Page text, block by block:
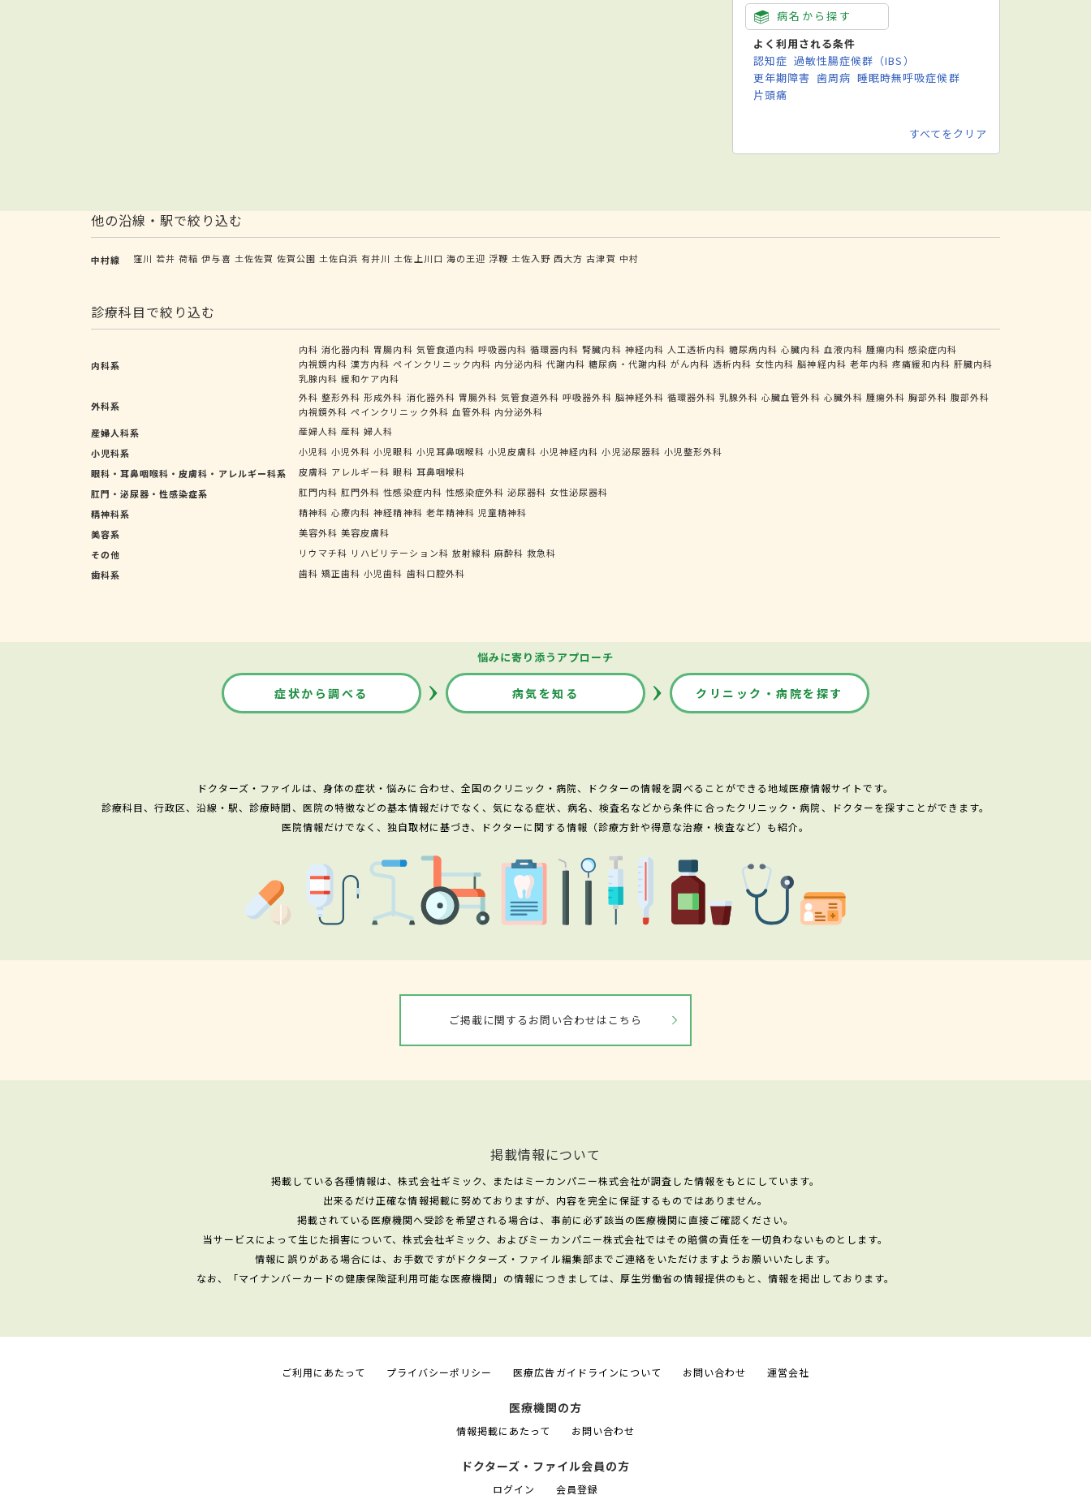
病名から探す
よく利用される条件
認知症 過敏性腸症候群（IBS）
更年期障害 歯周病 睡眠時無呼吸症候群
片頭痛
すべてをクリア
他の沿線・駅で絞り込む
中村線 窪川 若井 荷稲 伊与喜 土佐佐賀 佐賀公園 土佐白浜 有井川 土佐上川口 海の王迎 浮鞭 土佐入野 西大方 古津賀 中村
診療科目で絞り込む
内科系
内科 消化器内科 胃腸内科 気管食道内科 呼吸器内科 循環器内科 腎臓内科 神経内科 人工透析内科 糖尿病内科 心臓内科 血液内科 腫瘍内科 感染症内科
内視鏡内科 漢方内科 ペインクリニック内科 内分泌内科 代謝内科 糖尿病・代謝内科 がん内科 透析内科 女性内科 脳神経内科 老年内科 疼痛緩和内科 肝臓内科
乳腺内科 緩和ケア内科
外科系
外科 整形外科 形成外科 消化器外科 胃腸外科 気管食道外科 呼吸器外科 脳神経外科 循環器外科 乳腺外科 心臓血管外科 心臓外科 腫瘍外科 胸部外科 腹部外科
内視鏡外科 ペインクリニック外科 血管外科 内分泌外科
産婦人科系
産婦人科 産科 婦人科
小児科系
小児科 小児外科 小児眼科 小児耳鼻咽喉科 小児皮膚科 小児神経内科 小児泌尿器科 小児整形外科
眼科・耳鼻咽喉科・皮膚科・アレルギー科系
皮膚科 アレルギー科 眼科 耳鼻咽喉科
肛門・泌尿器・性感染症系
肛門内科 肛門外科 性感染症内科 性感染症外科 泌尿器科 女性泌尿器科
精神科系
精神科 心療内科 神経精神科 老年精神科 児童精神科
美容系
美容外科 美容皮膚科
その他
リウマチ科 リハビリテーション科 放射線科 麻酔科 救急科
歯科系
歯科 矯正歯科 小児歯科 歯科口腔外科
悩みに寄り添うアプローチ
症状から調べる 病気を知る クリニック・病院を探す
ドクターズ・ファイルは、身体の症状・悩みに合わせ、全国のクリニック・病院、ドクターの情報を調べることができる地域医療情報サイトです。
診療科目、行政区、沿線・駅、診療時間、医院の特徴などの基本情報だけでなく、気になる症状、病名、検査名などから条件に合ったクリニック・病院、ドクターを探すことができます。
医院情報だけでなく、独自取材に基づき、ドクターに関する情報（診療方針や得意な治療・検査など）も紹介。
ご掲載に関するお問い合わせはこちら
掲載情報について
掲載している各種情報は、株式会社ギミック、またはミーカンパニー株式会社が調査した情報をもとにしています。
出来るだけ正確な情報掲載に努めておりますが、内容を完全に保証するものではありません。
掲載されている医療機関へ受診を希望される場合は、事前に必ず該当の医療機関に直接ご確認ください。
当サービスによって生じた損害について、株式会社ギミック、およびミーカンパニー株式会社ではその賠償の責任を一切負わないものとします。
情報に誤りがある場合には、お手数ですがドクターズ・ファイル編集部までご連絡をいただけますようお願いいたします。
なお、「マイナンバーカードの健康保険証利用可能な医療機関」の情報につきましては、厚生労働省の情報提供のもと、情報を掲出しております。
ご利用にあたって プライバシーポリシー 医療広告ガイドラインについて お問い合わせ 運営会社
医療機関の方
情報掲載にあたって お問い合わせ
ドクターズ・ファイル会員の方
ログイン 会員登録